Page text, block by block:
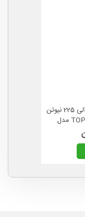
ترکمتر کلاسیکال 2000 تقه ای 50 الی 225 نیوتن
درایو 1/2 اینچ تاپ تول TOPTUL مدل